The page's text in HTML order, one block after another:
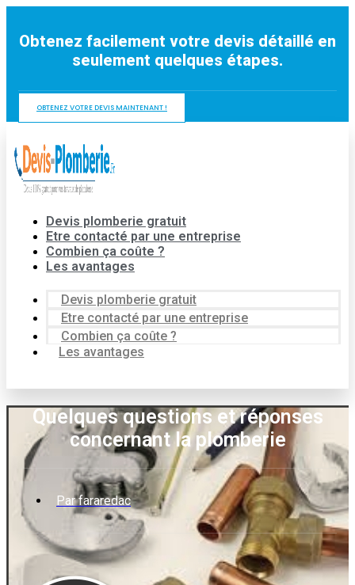
contenu
Obtenez facilement votre devis détaillé en
seulement quelques étapes.
OBTENEZ VOTRE DEVIS MAINTENANT !
Devis plomberie gratuit
Etre contacté par une entreprise
Combien ça coûte ?
Les avantages
Devis plomberie gratuit
Etre contacté par une entreprise
Combien ça coûte ?
Les avantages
Quelques questions et réponses
concernant la plomberie
Parfararedac